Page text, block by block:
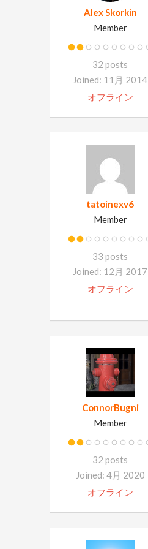
Alex Skorkin
Member
32 posts
Joined: 11月 2014
オフライン
tatoinexv6
Member
33 posts
Joined: 12月 2017
オフライン
ConnorBugni
Member
32 posts
Joined: 4月 2020
オフライン